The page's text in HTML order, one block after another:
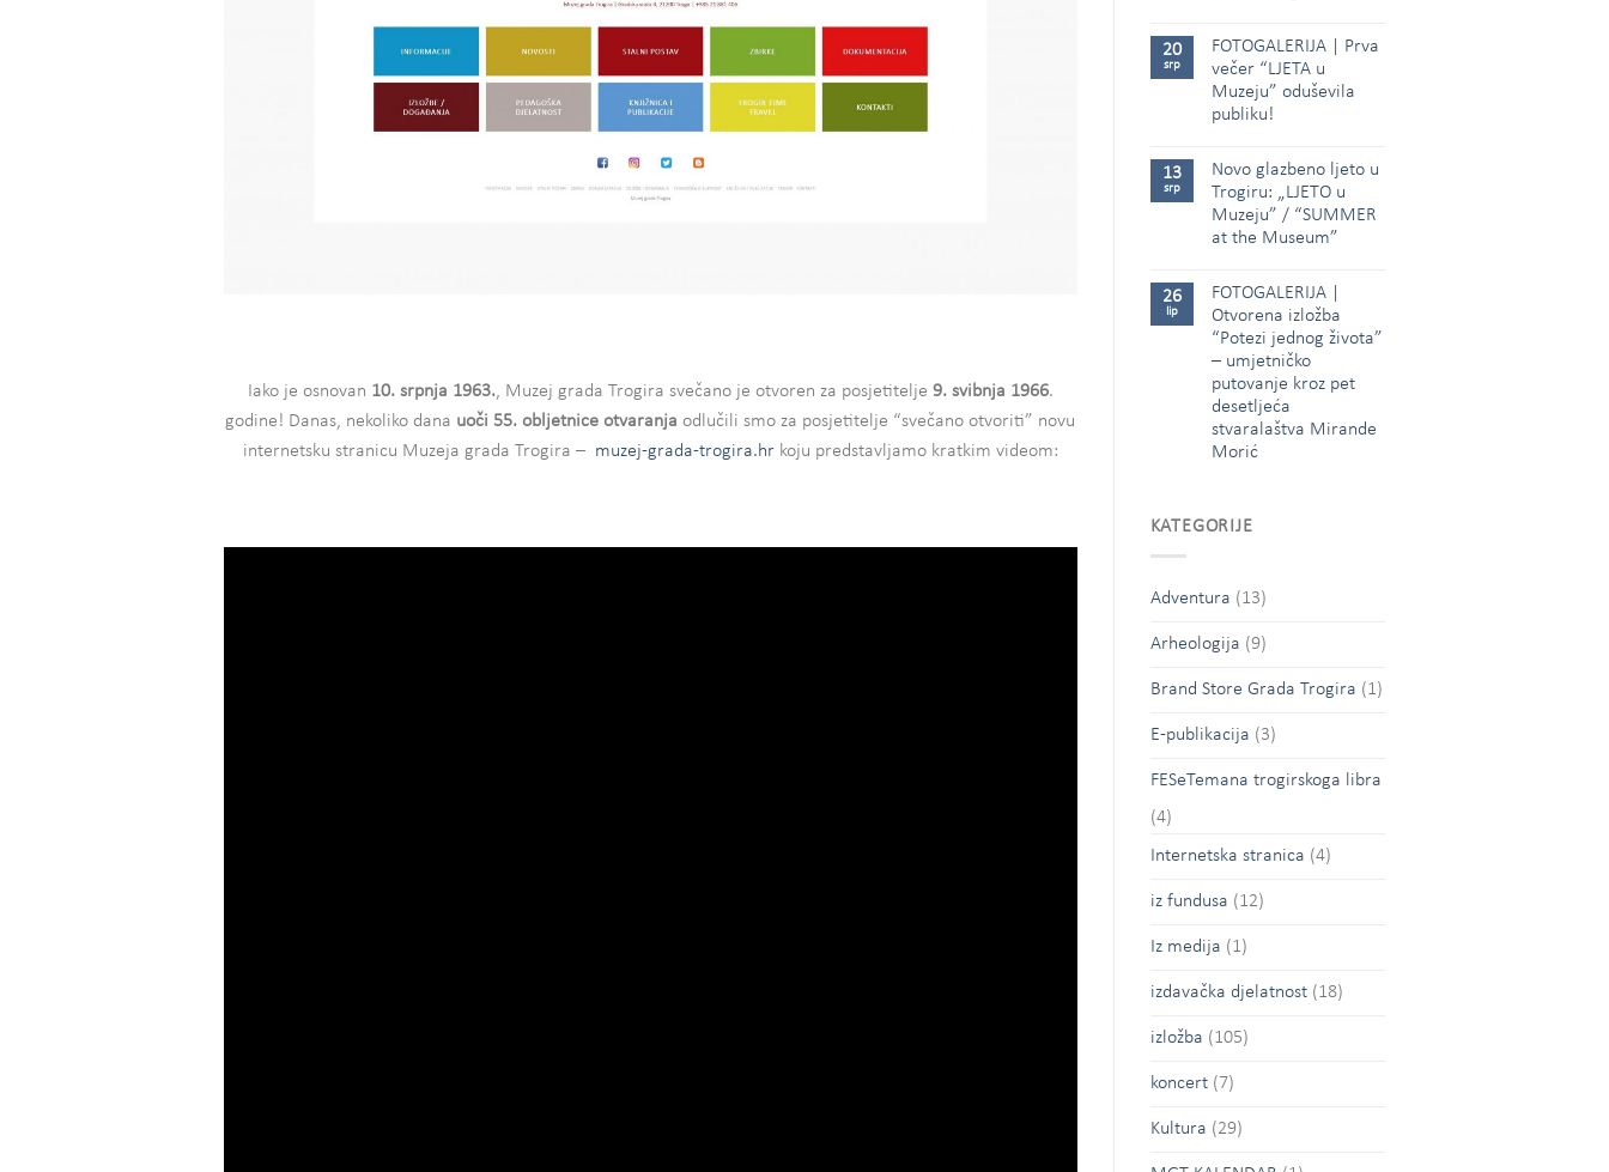
Iako je osnovan 10. srpnja 1963., Muzej grada Trogira svečano je otvoren za posjetitelje 9. svibnja 1966.
godine! Danas, nekoliko dana uoči 55. obljetnice otvaranja odlučili smo za posjetitelje “svečano otvoriti” novu
internetsku stranicu Muzeja grada Trogira – muzej-grada-trogira.hrkoju predstavljamo kratkim videom:
20
srp
FOTOGALERIJA | Prva
večer “LJETA u
Muzeju” oduševila
publiku!
13
srp
Novo glazbeno ljeto u
Trogiru: „LJETO u
Muzeju” / “SUMMER
at the Museum”
26
lip
FOTOGALERIJA |
Otvorena izložba
“Potezi jednog života”
– umjetničko
putovanje kroz pet
desetljeća
stvaralaštva Mirande
Morić
KATEGORIJE
Adventura (13)
Arheologija (9)
Brand Store Grada Trogira (1)
E-publikacija (3)
FESeTemana trogirskoga libra
(4)
Internetska stranica (4)
iz fundusa (12)
Iz medija (1)
izdavačka djelatnost(18)
izložba (105)
koncert(7)
Kultura (29)